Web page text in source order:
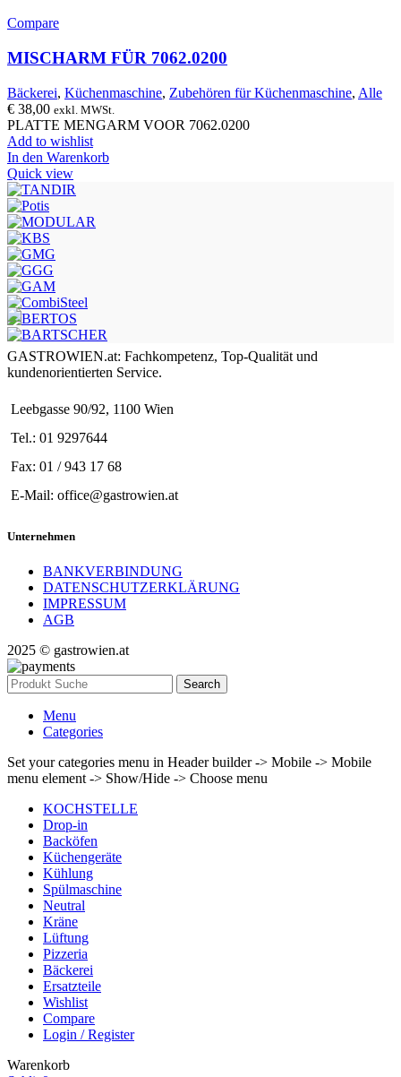
Compare
MISCHARM FÜR 7062.0200
Bäckerei, Küchenmaschine, Zubehören für Küchenmaschine, Alle
€ 38,00 exkl. MWSt.
PLATTE MENGARM VOOR 7062.0200
Add to wishlist
In den Warenkorb
Quick view
GASTROWIEN.at: Fachkompetenz, Top-Qualität und
kundenorientierten Service.
Leebgasse 90/92, 1100 Wien
Tel.: 01 9297644
Fax: 01 / 943 17 68
E-Mail: office@gastrowien.at
Unternehmen
BANKVERBINDUNG
DATENSCHUTZERKLÄRUNG
IMPRESSUM
AGB
2025 © gastrowien.at
Search
Menu
Categories
Set your categories menu in Header builder -> Mobile -> Mobile
menu element -> Show/Hide -> Choose menu
KOCHSTELLE
Drop-in
Backöfen
Küchengeräte
Kühlung
Spülmaschine
Neutral
Kräne
Lüftung
Pizzeria
Bäckerei
Ersatzteile
Wishlist
Compare
Login / Register
Warenkorb